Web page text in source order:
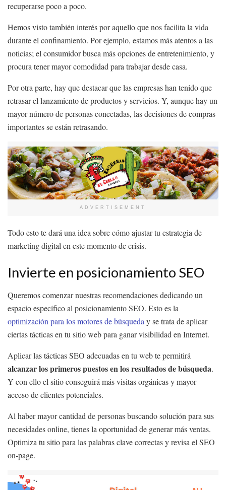
recuperarse poco a poco.
Hemos visto también interés por aquello que nos facilita la vida
durante el confinamiento. Por ejemplo, estamos más atentos a las
noticias; el consumidor busca más opciones de entretenimiento, y
procura tener mayor comodidad para trabajar desde casa.
Por otra parte, hay que destacar que las empresas han tenido que
retrasar el lanzamiento de productos y servicios. Y, aunque hay un
mayor número de personas conectadas, las decisiones de compras
importantes se están retrasando.
ADVERTISEMENT
Todo esto te dará una idea sobre cómo ajustar tu estrategia de
marketing digital en este momento de crisis.
Invierte en posicionamiento SEO
Queremos comenzar nuestras recomendaciones dedicando un
espacio específico al posicionamiento SEO. Esto es la
optimización para los motores de búsqueda y se trata de aplicar
ciertas tácticas en tu sitio web para ganar visibilidad en Internet.
Aplicar las tácticas SEO adecuadas en tu web te permitirá
alcanzar los primeros puestos en los resultados de búsqueda.
Y con ello el sitio conseguirá más visitas orgánicas y mayor
acceso de clientes potenciales.
Al haber mayor cantidad de personas buscando solución para sus
necesidades online, tienes la oportunidad de generar más ventas.
Optimiza tu sitio para las palabras clave correctas y revisa el SEO
on-page.